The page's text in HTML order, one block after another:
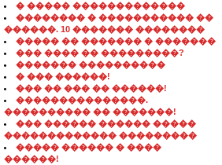
� ����� �������������
�������� � ����������� ��
������. 10 ������� ��������
����� �� ������� � �������
��� ���� �� ���������?
������� ����������
� ��� ������!
��� �� ��� �� ������!
���������������.
���������� �� �������!
��� ������ ������ �����
������������� ���������
����� ������ � ����
������!